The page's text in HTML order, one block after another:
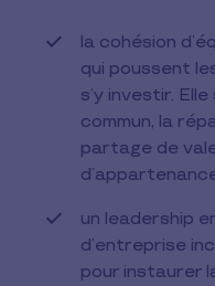
la cohésion
qui poussent
s’y investir.
commun, la
partage de
un leadership
d’entreprise
pour instaurer